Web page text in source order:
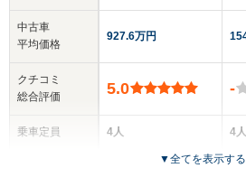
中古車
平均価格
クチコミ
総合評価
乗車定員
927.6万円
5.0
4人
-
4人
2ド
▼全てを表示する